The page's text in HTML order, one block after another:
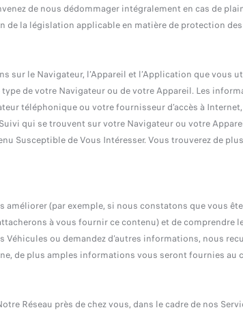
de nous dédommager intégralement en cas de
de la législation applicable en matière de protection
le Navigateur, l’Appareil et l’Application que vous
de votre Navigateur ou de votre Appareil. Les
téléphonique ou votre fournisseur d’accès à
qui se trouvent sur votre Navigateur ou votre
Susceptible de Vous Intéresser. Vous trouverez de
(par exemple, si nous constatons que vous
à vous fournir ce contenu) et de comprendre
ou demandez d’autres informations, nous
de plus amples informations vous seront fournies au
Réseau près de chez vous, dans le cadre de nos